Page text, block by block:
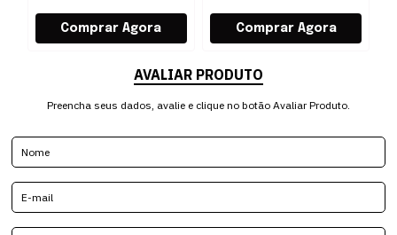
AVALIAR PRODUTO
Preencha seus dados, avalie e clique no botão Avaliar Produto.